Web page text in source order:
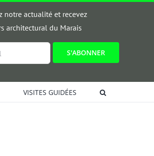
notre actualité et recevez
architectural du Marais
VISITES GUIDÉES